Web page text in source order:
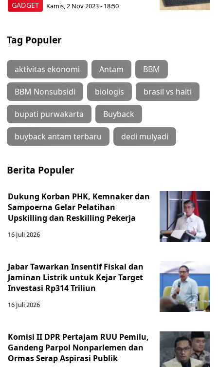
GADGET Kamis, 2 Nov 2023 - 18:50
Tag Populer
aktivitas ekonomi Antam BBM
BBM Nonsubsidi biologis brasil vs haiti
bupati purwakarta Buyback
buyback antam terbaru dedi mulyadi
Berita Populer
Dukung Korban PHK, Kemnaker dan
Sampoerna Gelar Pelatihan
Upskilling dan Reskilling Pekerja
16 Juli 2026
Jabar Tawarkan Insentif Fiskal dan
Jaminan Listrik untuk Kejar Target
Investasi Rp314 Triliun
16 Juli 2026
Komisi II DPR Pertajam RUU Pemilu,
Gandeng Parpol Nonparlemen dan
Ormas Serap Aspirasi Publik